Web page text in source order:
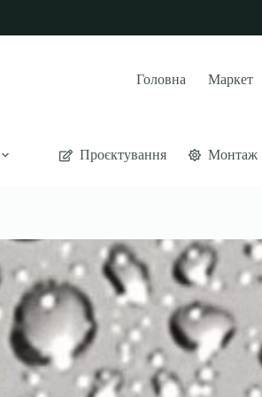
Головна Маркет
Проєктування Монтаж